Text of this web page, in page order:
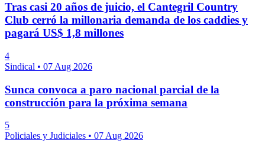
Tras casi 20 años de juicio, el Cantegril Country
Club cerró la millonaria demanda de los caddies y
pagará US$ 1,8 millones
4
Sindical • 07 Aug 2026
Sunca convoca a paro nacional parcial de la
construcción para la próxima semana
5
Policiales y Judiciales • 07 Aug 2026